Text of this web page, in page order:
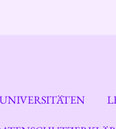
UNIVERSITÄTEN